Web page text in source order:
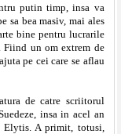
putin timp, insa va
sa bea masiv, mai ales
bine pentru lucrarile
un om extrem de
pe cei care se aflau
de catre scriitorul
insa in acel an
Elytis. A primit, totusi,